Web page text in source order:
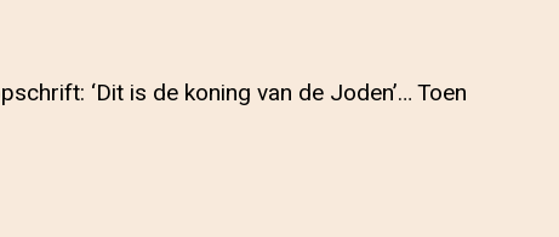
‘Dit is de koning van de Joden’… Toen